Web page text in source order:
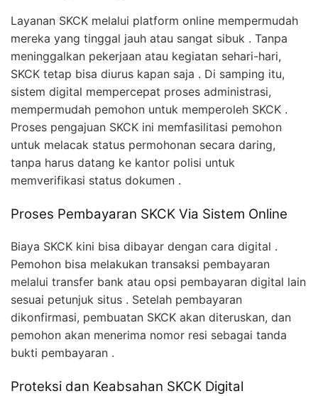
Layanan SKCK melalui platform online mempermudah
mereka yang tinggal jauh atau sangat sibuk . Tanpa
meninggalkan pekerjaan atau kegiatan sehari-hari,
SKCK tetap bisa diurus kapan saja . Di samping itu,
sistem digital mempercepat proses administrasi,
mempermudah pemohon untuk memperoleh SKCK .
Proses pengajuan SKCK ini memfasilitasi pemohon
untuk melacak status permohonan secara daring,
tanpa harus datang ke kantor polisi untuk
memverifikasi status dokumen .
Proses Pembayaran SKCK Via Sistem Online
Biaya SKCK kini bisa dibayar dengan cara digital .
Pemohon bisa melakukan transaksi pembayaran
melalui transfer bank atau opsi pembayaran digital lain
sesuai petunjuk situs . Setelah pembayaran
dikonfirmasi, pembuatan SKCK akan diteruskan, dan
pemohon akan menerima nomor resi sebagai tanda
bukti pembayaran .
Proteksi dan Keabsahan SKCK Digital